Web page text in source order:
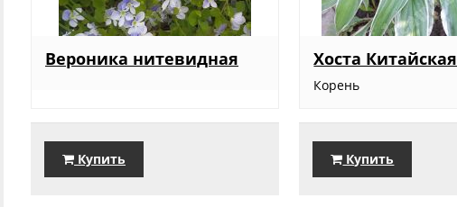
Вероника нитевидная
Купить
Хоста Китайская
Корень
Купить